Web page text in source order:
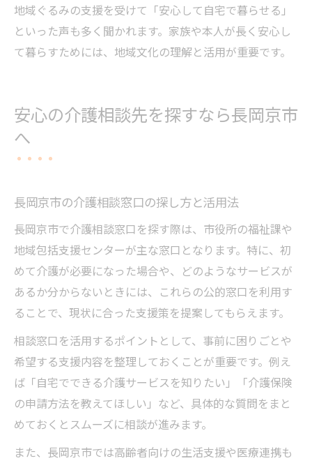
地域ぐるみの支援を受けて「安心して自宅で暮らせる」
といった声も多く聞かれます。家族や本人が長く安心し
て暮らすためには、地域文化の理解と活用が重要です。
安心の介護相談先を探すなら長岡京市
へ
長岡京市の介護相談窓口の探し方と活用法
長岡京市で介護相談窓口を探す際は、市役所の福祉課や
地域包括支援センターが主な窓口となります。特に、初
めて介護が必要になった場合や、どのようなサービスが
あるか分からないときには、これらの公的窓口を利用す
ることで、現状に合った支援策を提案してもらえます。
相談窓口を活用するポイントとして、事前に困りごとや
希望する支援内容を整理しておくことが重要です。例え
ば「自宅でできる介護サービスを知りたい」「介護保険
の申請方法を教えてほしい」など、具体的な質問をまと
めておくとスムーズに相談が進みます。
また、長岡京市では高齢者向けの生活支援や医療連携も